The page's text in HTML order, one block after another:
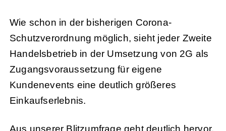
Wie schon in der bisherigen Corona-
Schutzverordnung möglich, sieht jeder Zweite
Handelsbetrieb in der Umsetzung von 2G als
Zugangsvoraussetzung für eigene
Kundenevents eine deutlich größeres
Einkaufserlebnis.
Aus unserer Blitzumfrage geht deutlich hervor,